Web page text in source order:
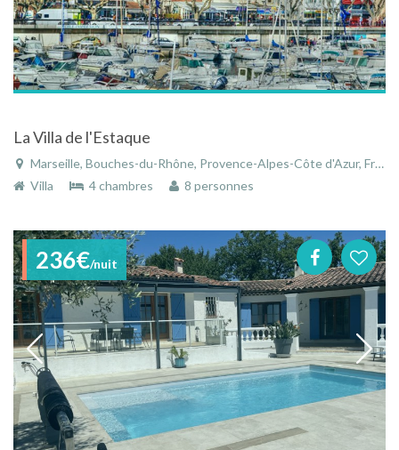
La Villa de l'Estaque
Marseille, Bouches-du-Rhône, Provence-Alpes-Côte d'Azur, France
Villa
4 chambres 8 personnes
236€/nuit